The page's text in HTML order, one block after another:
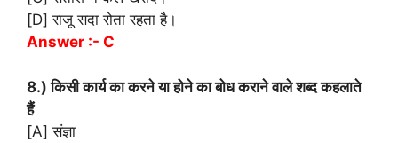
[D] राजू सदा रोता रहता है।
Answer :- C
8.) किसी कार्य का करने या होने का बोध कराने वाले शब्द कहलाते
हैं
[A] संज्ञा